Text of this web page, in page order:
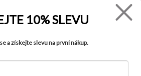
Ako reklamovať tovar
Tabuľka veľkostí
10% SLEVU
a získejte slevu na první nákup.